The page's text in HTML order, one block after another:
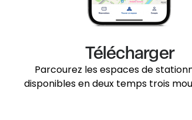
Télécharger
Parcourez les espaces de
disponibles en deux temps trois